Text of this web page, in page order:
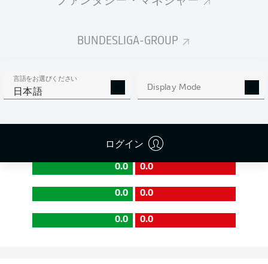
BUNDESLIGA-GROUP
言語をお選びください
日本語 Display Mode
ログイン
0
0 % 成功率 0 %
PASS EFFICIENCY
0.0 0.0
0.0 0.0
0.0 0.0